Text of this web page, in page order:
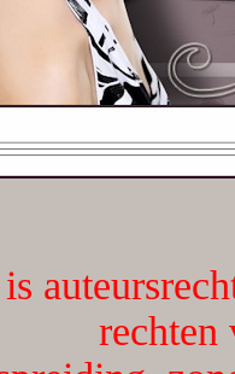
rechten